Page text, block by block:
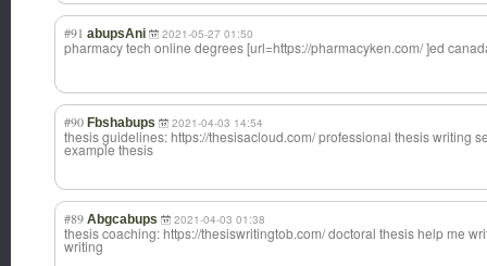
#91 abupsAni 2021-05-27 01:50
pharmacy tech online degrees [url=https://pharmacyken.com/ ]ed
#90 Fbshabups 2021-04-03 14:54
thesis guidelines: https://thesisacloud.com/ professional thesis writing
example thesis
#89 Abgcabups 2021-04-03 01:38
thesis coaching: https://thesiswritingtob.com/ doctoral thesis help me
writing